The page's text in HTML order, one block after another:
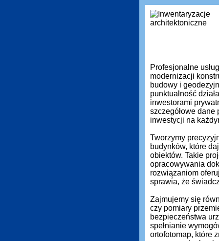
Profesjonalne
modernizacji
budowy i
punktualność
inwestorami
szczegółowe dane
inwestycji na
Tworzymy
budynków, które
obiektów. Takie
opracowywania
rozwiązaniom
sprawia, że
Zajmujemy się
czy pomiary
bezpieczeństwa
spełnianie
ortofotomap, które